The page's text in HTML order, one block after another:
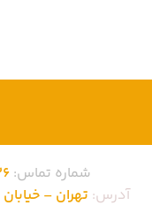
شماره تماس:
آدرس: تهران – خیابان